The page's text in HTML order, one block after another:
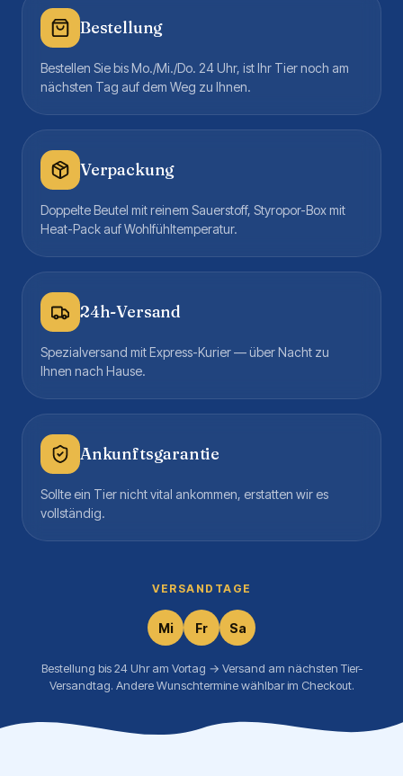
Bestellung
Bestellen Sie bis Mo./Mi./Do. 24 Uhr, ist Ihr Tier noch am
nächsten Tag auf dem Weg zu Ihnen.
Verpackung
Doppelte Beutel mit reinem Sauerstoff, Styropor-Box mit
Heat-Pack auf Wohlfühltemperatur.
24h-Versand
Spezialversand mit Express-Kurier — über Nacht zu
Ihnen nach Hause.
Ankunftsgarantie
Sollte ein Tier nicht vital ankommen, erstatten wir es
vollständig.
VERSANDTAGE
Mi Fr Sa
Bestellung bis 24 Uhr am Vortag → Versand am nächsten Tier-
Versandtag. Andere Wunschtermine wählbar im Checkout.